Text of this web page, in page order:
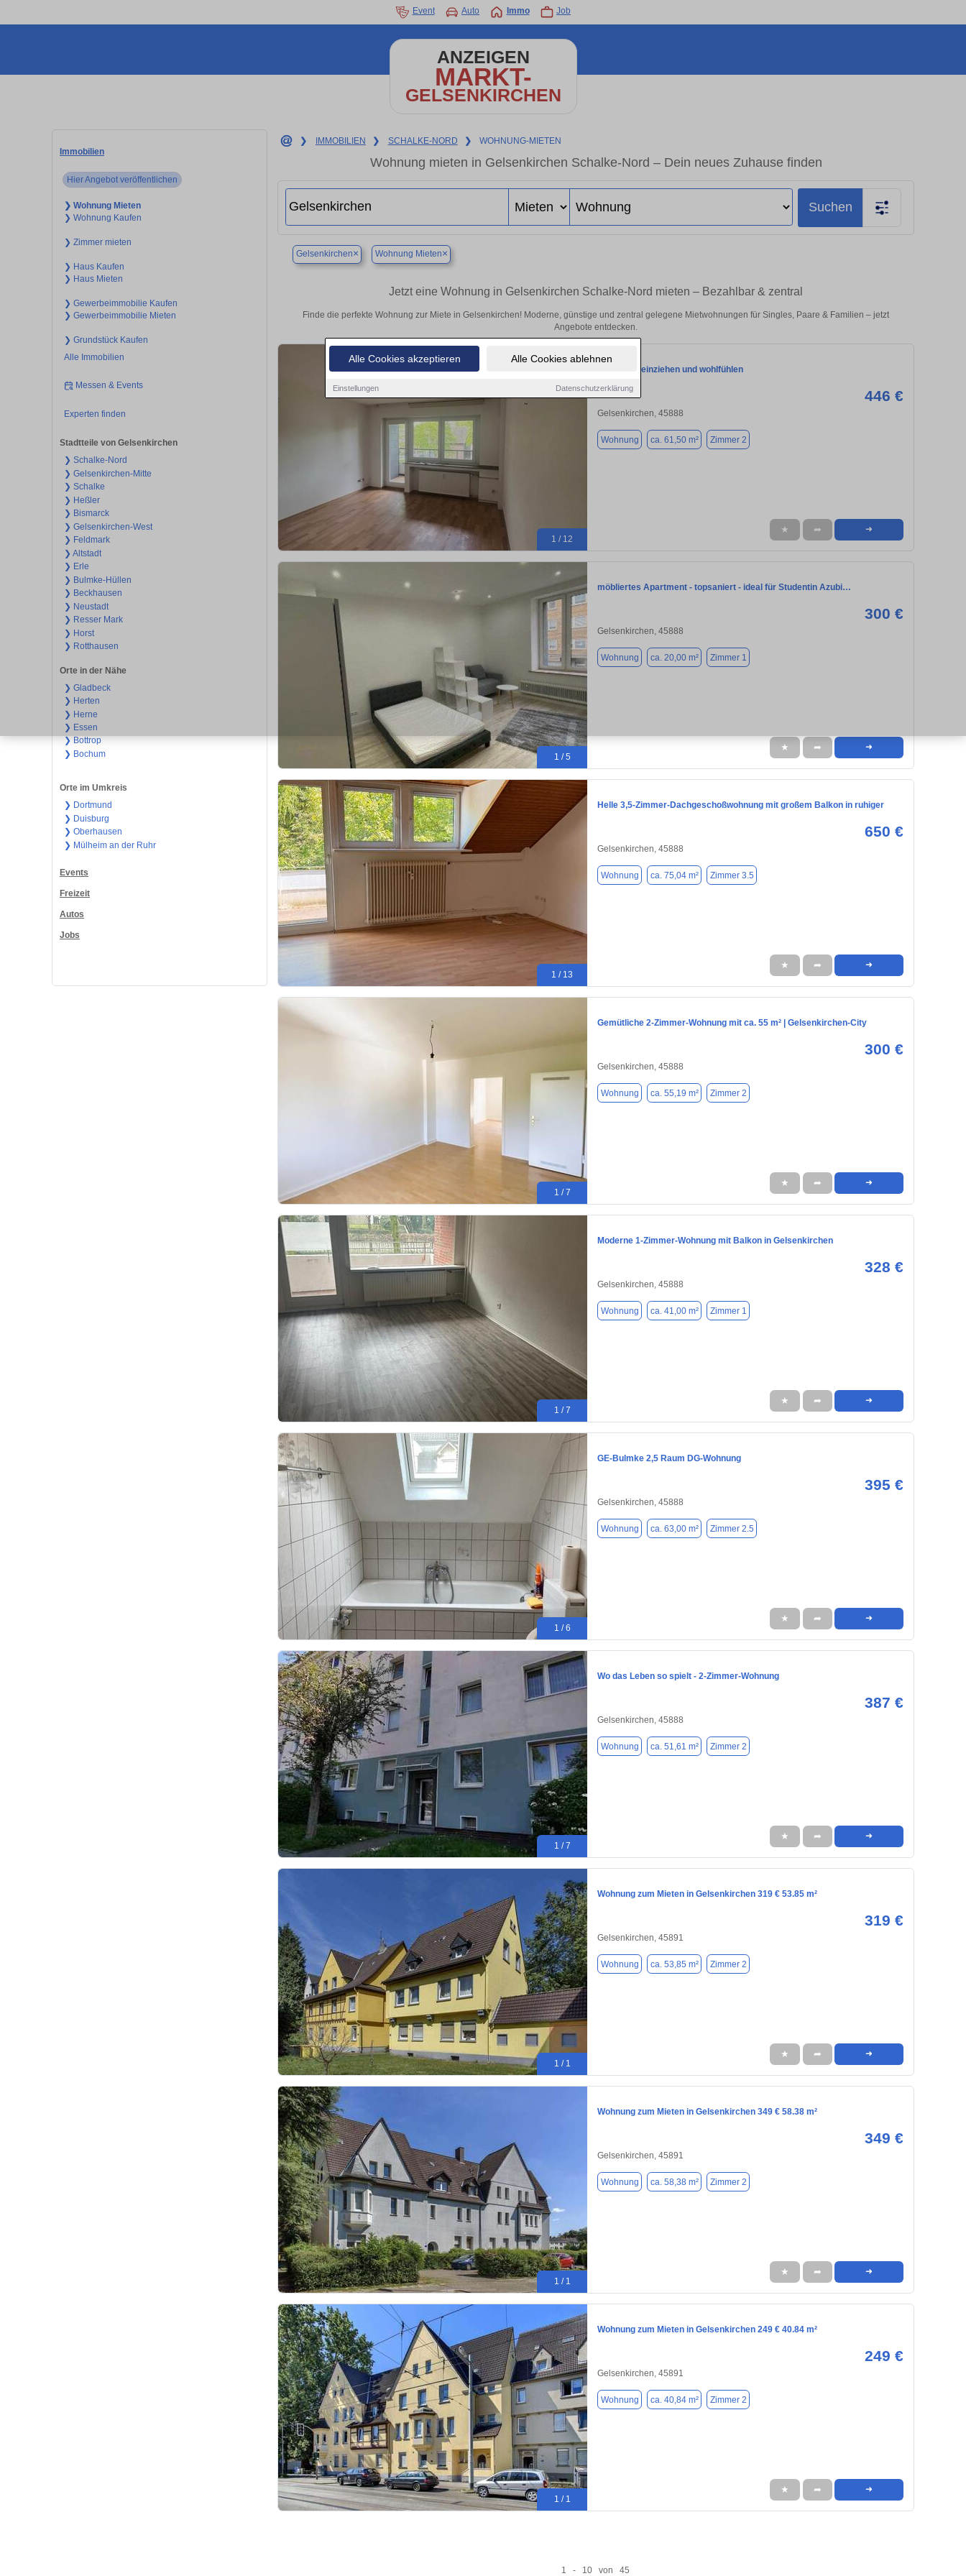
Alle Cookies akzeptieren Alle Cookies ablehnen
Einstellungen Datenschutzerklärung
Event Auto Immo Job
ANZEIGEN
MARKT-
GELSENKIRCHEN
Immobilien
Hier Angebot veröffentlichen
❯ Wohnung Mieten
❯ Wohnung Kaufen
❯ Zimmer mieten
❯ Haus Kaufen
❯ Haus Mieten
❯ Gewerbeimmobilie Kaufen
❯ Gewerbeimmobilie Mieten
❯ Grundstück Kaufen
Alle Immobilien
Messen & Events
Experten finden
Stadtteile von Gelsenkirchen
❯ Schalke-Nord
❯ Gelsenkirchen-Mitte
❯ Schalke
❯ Heßler
❯ Bismarck
❯ Gelsenkirchen-West
❯ Feldmark
❯ Altstadt
❯ Erle
❯ Bulmke-Hüllen
❯ Beckhausen
❯ Neustadt
❯ Resser Mark
❯ Horst
❯ Rotthausen
Orte in der Nähe
❯ Gladbeck
❯ Herten
❯ Herne
❯ Essen
❯ Bottrop
❯ Bochum
Orte im Umkreis
❯ Dortmund
❯ Duisburg
❯ Oberhausen
❯ Mülheim an der Ruhr
Events
Freizeit
Autos
Jobs
❯ IMMOBILIEN ❯ SCHALKE-NORD ❯ WOHNUNG-MIETEN
Wohnung mieten in Gelsenkirchen Schalke-Nord – Dein neues Zuhause finden
Suchen
Gelsenkirchen× Wohnung Mieten×
Jetzt eine Wohnung in Gelsenkirchen Schalke-Nord mieten – Bezahlbar & zentral
Finde die perfekte Wohnung zur Miete in Gelsenkirchen! Moderne, günstige und zentral gelegene Mietwohnungen für Singles, Paare & Familien – jetzt
Angebote entdecken.
1 / 12
Streichen, einziehen und wohlfühlen
446 €
Gelsenkirchen, 45888
Wohnung ca. 61,50 m² Zimmer 2
★ ➦ ➜
1 / 5
möbliertes Apartment - topsaniert - ideal für Studentin Azubi…
300 €
Gelsenkirchen, 45888
Wohnung ca. 20,00 m² Zimmer 1
★ ➦ ➜
1 / 13
Helle 3,5-Zimmer-Dachgeschoßwohnung mit großem Balkon in ruhiger
650 €
Gelsenkirchen, 45888
Wohnung ca. 75,04 m² Zimmer 3.5
★ ➦ ➜
1 / 7
Gemütliche 2-Zimmer-Wohnung mit ca. 55 m² | Gelsenkirchen-City
300 €
Gelsenkirchen, 45888
Wohnung ca. 55,19 m² Zimmer 2
★ ➦ ➜
1 / 7
Moderne 1-Zimmer-Wohnung mit Balkon in Gelsenkirchen
328 €
Gelsenkirchen, 45888
Wohnung ca. 41,00 m² Zimmer 1
★ ➦ ➜
1 / 6
GE-Bulmke 2,5 Raum DG-Wohnung
395 €
Gelsenkirchen, 45888
Wohnung ca. 63,00 m² Zimmer 2.5
★ ➦ ➜
1 / 7
Wo das Leben so spielt - 2-Zimmer-Wohnung
387 €
Gelsenkirchen, 45888
Wohnung ca. 51,61 m² Zimmer 2
★ ➦ ➜
1 / 1
Wohnung zum Mieten in Gelsenkirchen 319 € 53.85 m²
319 €
Gelsenkirchen, 45891
Wohnung ca. 53,85 m² Zimmer 2
★ ➦ ➜
1 / 1
Wohnung zum Mieten in Gelsenkirchen 349 € 58.38 m²
349 €
Gelsenkirchen, 45891
Wohnung ca. 58,38 m² Zimmer 2
★ ➦ ➜
1 / 1
Wohnung zum Mieten in Gelsenkirchen 249 € 40.84 m²
249 €
Gelsenkirchen, 45891
Wohnung ca. 40,84 m² Zimmer 2
★ ➦ ➜
1 - 10 von 45